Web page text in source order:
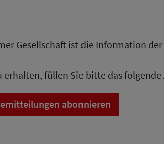
Gesellschaft ist die Information
füllen Sie bitte das
abonnieren